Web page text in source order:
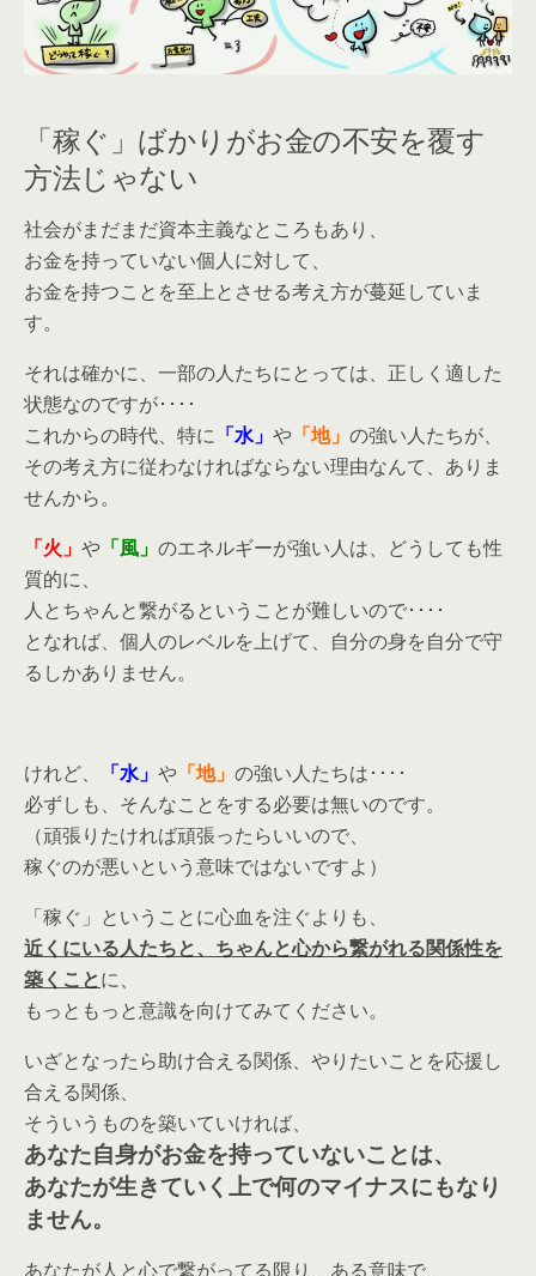
「稼ぐ」ばかりがお金の不安を覆す
方法じゃない
社会がまだまだ資本主義なところもあり、
お金を持っていない個人に対して、
お金を持つことを至上とさせる考え方が蔓延していま
す。
それは確かに、一部の人たちにとっては、正しく適した
状態なのですが････
これからの時代、特に 「水」 や 「地」 の強い人たちが、
その考え方に従わなければならない理由なんて、ありま
せんから。
「火」 や 「風」 のエネルギーが強い人は、どうしても性
質的に、
人とちゃんと繋がるということが難しいので････
となれば、個人のレベルを上げて、自分の身を自分で守
るしかありません。
けれど、 「水」 や 「地」 の強い人たちは････
必ずしも、そんなことをする必要は無いのです。
（頑張りたければ頑張ったらいいので、
稼ぐのが悪いという意味ではないですよ）
「稼ぐ」ということに心血を注ぐよりも、
近くにいる人たちと、ちゃんと心から繋がれる関係性を
築くことに、
もっともっと意識を向けてみてください。
いざとなったら助け合える関係、やりたいことを応援し
合える関係、
そういうものを築いていければ、
あなた自身がお金を持っていないことは、
あなたが生きていく上で何のマイナスにもなり
ません。
あなたが人と心で繋がってる限り、ある意味で、